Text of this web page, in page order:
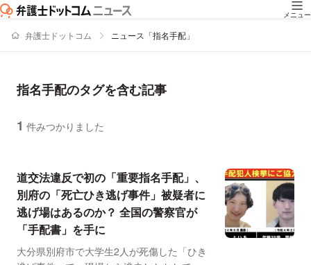
メニュー
弁護士ドットコム ニュース「指名手配」
指名手配のタグを含む記事
1 件みつかりました
道交法違反で初の「重要指名手配」、
別府の「死亡ひき逃げ事件」被疑者に
逃げ場はあるのか？ 全国の警察官が
「手配書」を手に
大分県別府市で大学生2人が死傷した「ひき